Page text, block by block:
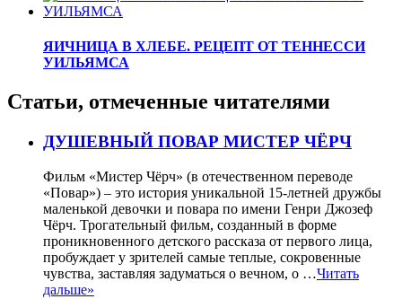
ЯИЧНИЦА В ХЛЕБЕ. РЕЦЕПТ ОТ ТЕННЕССИ
УИЛЬЯМСА
Статьи, отмеченные читателями
ДУШЕВНЫЙ ПОВАР МИСТЕР ЧЁРЧ
Фильм «Мистер Чёрч» (в отечественном переводе
«Повар») – это история уникальной 15-летней дружбы
маленькой девочки и повара по имени Генри Джозеф
Чёрч. Трогательный фильм, созданный в форме
проникновенного детского рассказа от первого лица,
пробуждает у зрителей самые теплые, сокровенные
чувства, заставляя задуматься о вечном, о …Читать
дальше»